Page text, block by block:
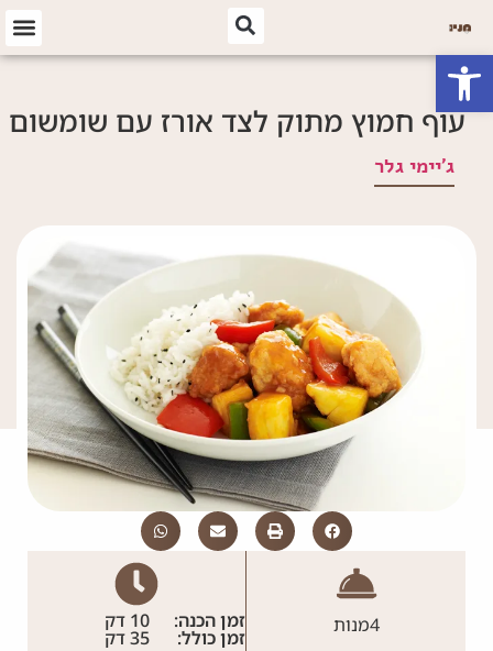
פתח סרגל נגישות
עוף חמוץ מתוק לצד אורז עם שומשום
ג'יימי גלר
4מנות זמן הכנה: 10 דק
זמן כולל: 35 דק